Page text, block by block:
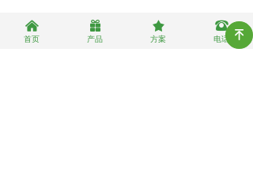
낀
首页
끣
产品
끄
方案
뀰
电话 녠